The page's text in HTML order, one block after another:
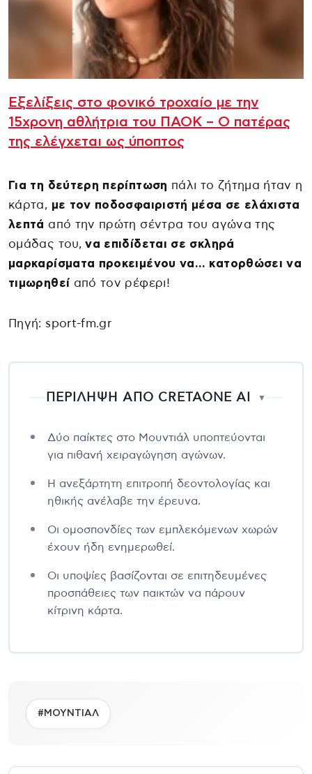
Εξελίξεις στο φονικό τροχαίο με την
15χρονη αθλήτρια του ΠΑΟΚ – Ο πατέρας
της ελέγχεται ως ύποπτος
Για τη δεύτερη περίπτωση πάλι το ζήτημα ήταν η
κάρτα, με τον ποδοσφαιριστή μέσα σε ελάχιστα
λεπτά από την πρώτη σέντρα του αγώνα της
ομάδας του,να επιδίδεται σε σκληρά
μαρκαρίσματα προκειμένου να… κατορθώσει να
τιμωρηθεί από τον ρέφερι!
Πηγή: sport-fm.gr
ΠΕΡΙΛΗΨΗ ΑΠΟ CRETAONE AI ▼
Δύο παίκτες στο Μουντιάλ υποπτεύονται
για πιθανή χειραγώγηση αγώνων.
Η ανεξάρτητη επιτροπή δεοντολογίας και
ηθικής ανέλαβε την έρευνα.
Οι ομοσπονδίες των εμπλεκόμενων χωρών
έχουν ήδη ενημερωθεί.
Οι υποψίες βασίζονται σε επιτηδευμένες
προσπάθειες των παικτών να πάρουν
κίτρινη κάρτα.
#ΜΟΥΝΤΙΑΛ